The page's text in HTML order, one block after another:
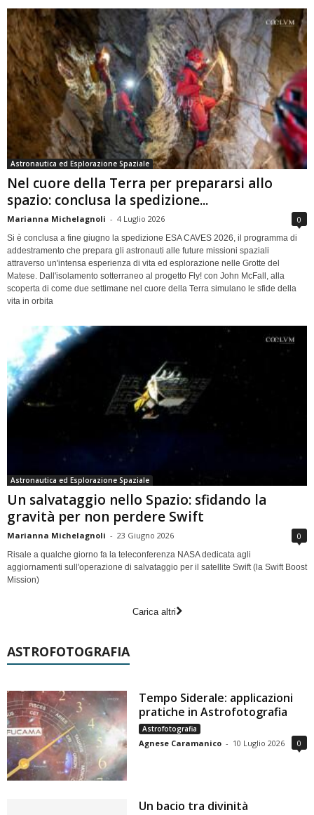
Astronautica ed Esplorazione Spaziale
Nel cuore della Terra per prepararsi allo
spazio: conclusa la spedizione...
Marianna Michelagnoli - 4 Luglio 2026 0
Si è conclusa a fine giugno la spedizione ESA CAVES 2026, il programma di
addestramento che prepara gli astronauti alle future missioni spaziali
attraverso un'intensa esperienza di vita ed esplorazione nelle Grotte del
Matese. Dall'isolamento sotterraneo al progetto Fly! con John McFall, alla
scoperta di come due settimane nel cuore della Terra simulano le sfide della
vita in orbita
Astronautica ed Esplorazione Spaziale
Un salvataggio nello Spazio: sfidando la
gravità per non perdere Swift
Marianna Michelagnoli - 23 Giugno 2026 0
Risale a qualche giorno fa la teleconferenza NASA dedicata agli
aggiornamenti sull'operazione di salvataggio per il satellite Swift (la Swift Boost
Mission)
Carica altri
ASTROFOTOGRAFIA
Tempo Siderale: applicazioni
pratiche in Astrofotografia
Astrofotografia
Agnese Caramanico - 10 Luglio 2026 0
Un bacio tra divinità